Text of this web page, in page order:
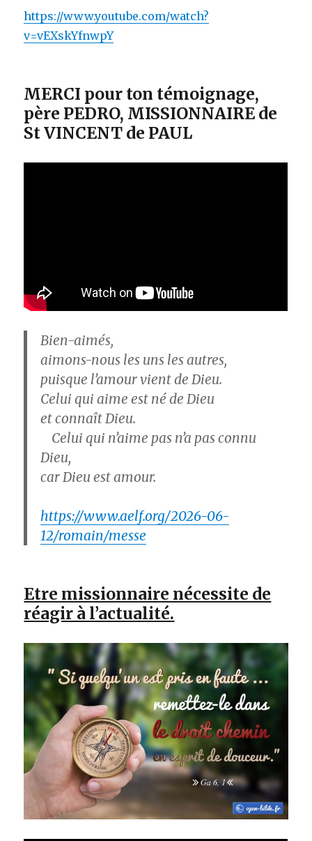
https://www.youtube.com/watch?
v=vEXskYfnwpY
MERCI pour ton témoignage,
père PEDRO, MISSIONNAIRE de
St VINCENT de PAUL
Bien-aimés,
aimons-nous les uns les autres,
puisque l’amour vient de Dieu.
Celui qui aime est né de Dieu
et connaît Dieu.
Celui qui n’aime pas n’a pas connu
Dieu,
car Dieu est amour.
https://www.aelf.org/2026-06-
12/romain/messe
Etre missionnaire nécessite de
réagir à l’actualité.